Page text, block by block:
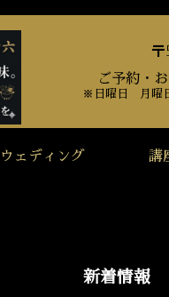
ご予約・
※日曜日 月曜
ウェディング 講
新着情報